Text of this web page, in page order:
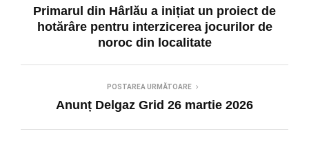
Primarul din Hârlău a inițiat un proiect de
hotărâre pentru interzicerea jocurilor de
noroc din localitate
POSTAREA URMĂTOARE
Anunț Delgaz Grid 26 martie 2026